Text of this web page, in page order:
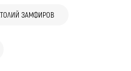
ЗАМФИРОВ
на язовир
15-годишен